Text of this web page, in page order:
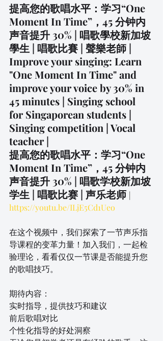
提高您的歌唱水平：学习“One
Moment In Time”，45 分钟内
声音提升 30% | 唱歌學校新加坡
學生 | 唱歌比賽 | 聲樂老師 |
Improve your singing: Learn
"One Moment In Time" and
improve your voice by 30% in
45 minutes | Singing school
for Singaporean students |
Singing competition | Vocal
teacher |
提高您的歌唱水平：学习“One
Moment In Time”，45 分钟内
声音提升 30% | 唱歌学校新加坡
学生 | 唱歌比赛 | 声乐老师 |
https://youtu.be/ILjE5Cd1Ueo
在这个视频中，我们探索了一节声乐指
导课程的变革力量！加入我们，一起检
验理论，看看仅仅一节课是否能提升您
的歌唱技巧。
期待内容：
实时指导，提供技巧和建议
前后歌唱对比
个性化指导的好处洞察